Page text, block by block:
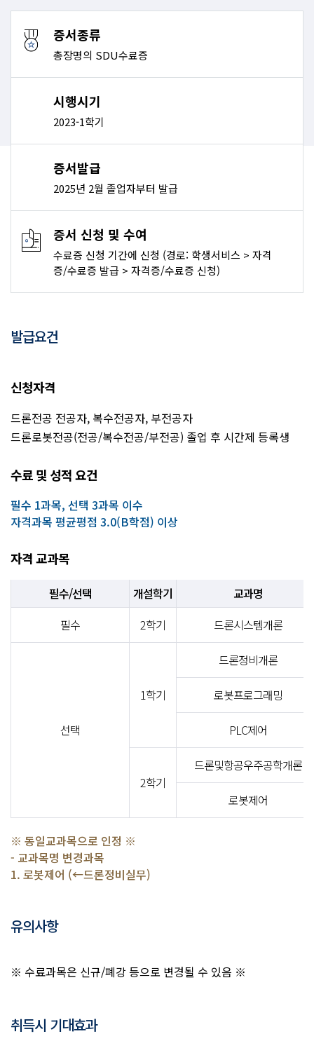
증서종류
총장명의 SDU수료증
시행시기
2023-1학기
증서발급
2025년 2월 졸업자부터 발급
증서 신청 및 수여
수료증 신청 기간에 신청 (경로: 학생서비스 > 자격
증/수료증 발급 > 자격증/수료증 신청)
발급요건
신청자격
드론전공 전공자, 복수전공자, 부전공자
드론로봇전공(전공/복수전공/부전공) 졸업 후 시간제 등록생
수료 및 성적 요건
필수 1과목, 선택 3과목 이수
자격과목 평균평점 3.0(B학점) 이상
자격 교과목
필수/선택 개설학기
교과명
필수
2학기 드론시스템개론
선택
1학기
드론정비개론
로봇프로그래밍
PLC제어
2학기
드론및항공우주공학개론
로봇제어
※ 동일교과목으로 인정 ※
- 교과목명 변경과목
1. 로봇제어 (←드론정비실무)
유의사항
※ 수료과목은 신규/폐강 등으로 변경될 수 있음 ※
취득시 기대효과